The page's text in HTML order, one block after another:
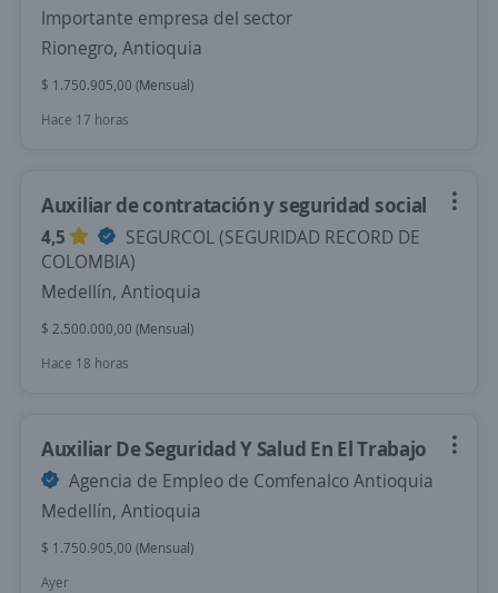
Importante empresa del sector
Rionegro, Antioquia
$ 1.750.905,00 (Mensual)
Hace 17 horas
Auxiliar de contratación y seguridad social
4,5
SEGURCOL (SEGURIDAD RECORD DE
COLOMBIA)
Medellín, Antioquia
$ 2.500.000,00 (Mensual)
Hace 18 horas
Auxiliar De Seguridad Y Salud En El Trabajo
Agencia de Empleo de Comfenalco Antioquia
Medellín, Antioquia
$ 1.750.905,00 (Mensual)
Ayer